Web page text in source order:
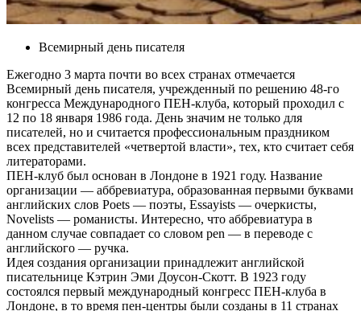
Всемирный день писателя
Ежегодно 3 марта почти во всех странах отмечается
Всемирный день писателя, учрежденный по решению 48-го
конгресса Международного ПЕН-клуба, который проходил с
12 по 18 января 1986 года. День значим не только для
писателей, но и считается профессиональным праздником
всех представителей «четвертой власти», тех, кто считает себя
литераторами.
ПЕН-клуб был основан в Лондоне в 1921 году. Название
организации — аббревиатура, образованная первыми буквами
английских слов Poets — поэты, Essayists — очеркисты,
Novelists — романисты. Интересно, что аббревиатура в
данном случае совпадает со словом pen — в переводе с
английского — ручка.
Идея создания организации принадлежит английской
писательнице Кэтрин Эми Доусон-Скотт. В 1923 году
состоялся первый международный конгресс ПЕН-клуба в
Лондоне, в то время пен-центры были созданы в 11 странах